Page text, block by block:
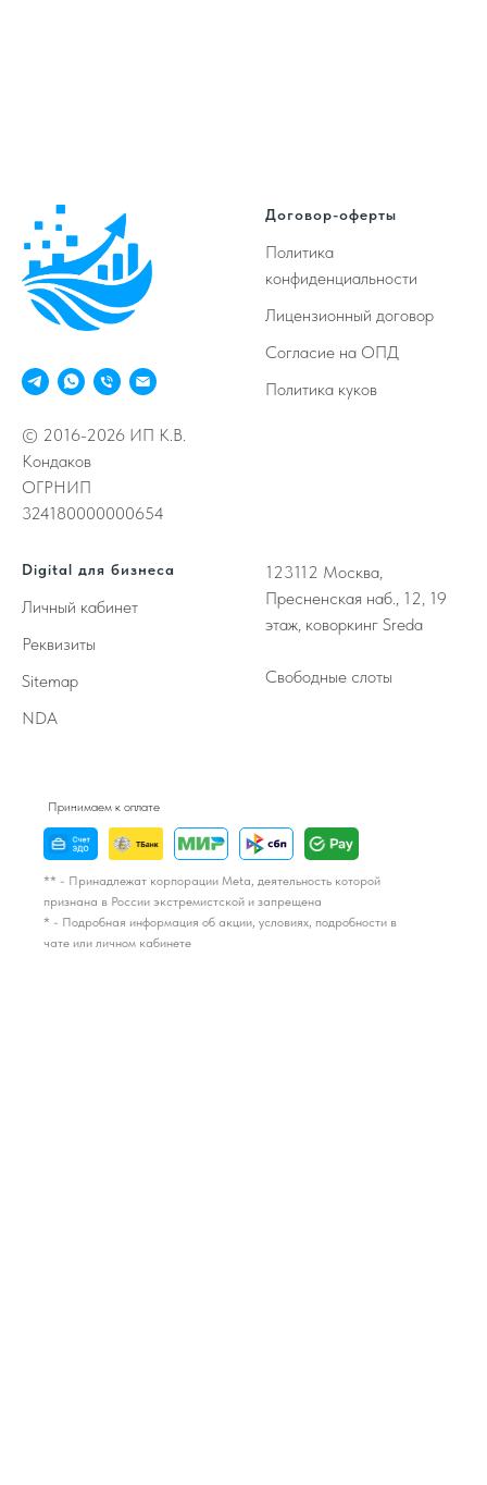
© 2016-2026 ИП К.В.
Кондаков
ОГРНИП
324180000000654
Договор-оферты
Политика
конфиденциальности
Лицензионный договор
Согласие на ОПД
Политика куков
Digital для бизнеса
Личный кабинет
Реквизиты
Sitemap
NDA
123112 Москва,
Пресненская наб., 12, 19
этаж, коворкинг Sreda
Свободные слоты
Принимаем к оплате
** - Принадлежат корпорации Meta, деятельность которой
признана в России экстремистской и запрещена
* - Подробная информация об акции, условиях, подробности в
чате или личном кабинете